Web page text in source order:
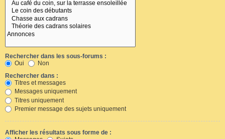
Rechercher dans les sous-forums :
Oui
Non
Rechercher dans :
Titres et messages
Messages uniquement
Titres uniquement
Premier message des sujets uniquement
Afficher les résultats sous forme de :